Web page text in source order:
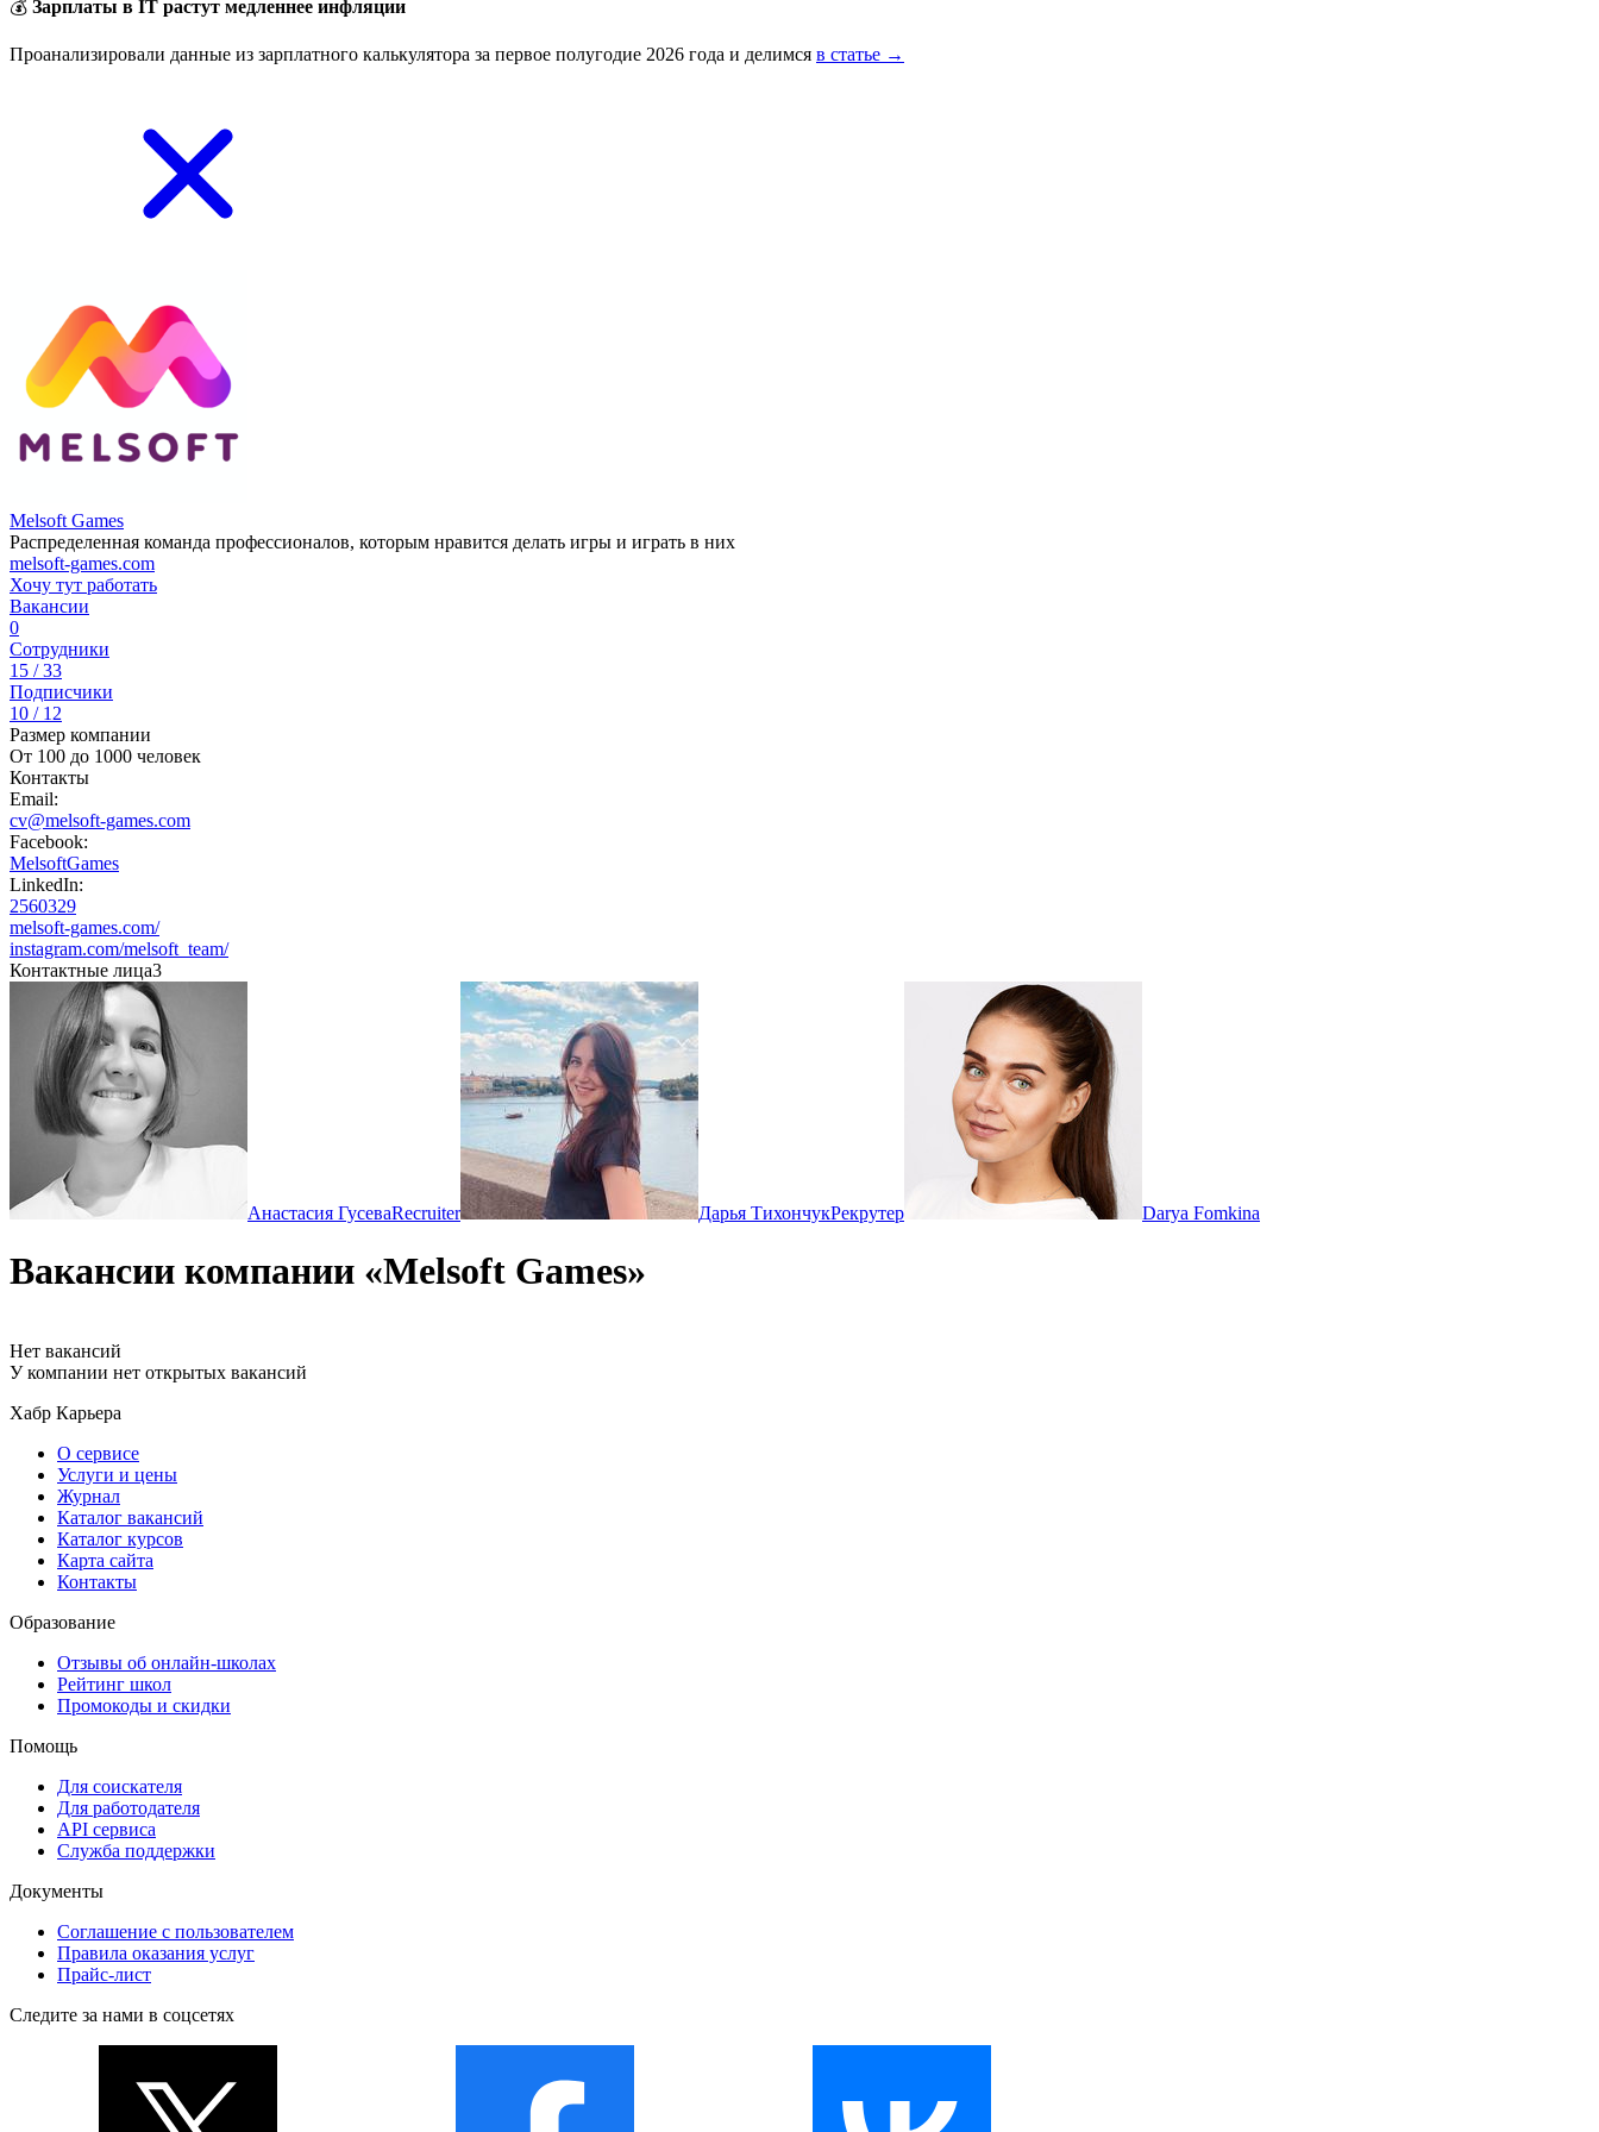
💰 Зарплаты в IT растут медленнее инфляции
Проанализировали данные из зарплатного калькулятора за первое полугодие 2026 года и делимся в статье →
Melsoft Games
Распределенная команда профессионалов, которым нравится делать игры и играть в них
melsoft-games.com
Хочу тут работать
Вакансии
0
Сотрудники
15 / 33
Подписчики
10 / 12
Размер компании
От 100 до 1000 человек
Контакты
Email:
cv@melsoft-games.com
Facebook:
MelsoftGames
LinkedIn:
2560329
melsoft-games.com/
instagram.com/melsoft_team/
Контактные лица3
Анастасия ГусеваRecruiter Дарья ТихончукРекрутер Darya Fomkina
Вакансии компании «Melsoft Games»
Нет вакансий
У компании нет открытых вакансий
Хабр Карьера
О сервисе
Услуги и цены
Журнал
Каталог вакансий
Каталог курсов
Карта сайта
Контакты
Образование
Отзывы об онлайн-школах
Рейтинг школ
Промокоды и скидки
Помощь
Для соискателя
Для работодателя
API сервиса
Служба поддержки
Документы
Соглашение с пользователем
Правила оказания услуг
Прайс-лист
Следите за нами в соцсетях